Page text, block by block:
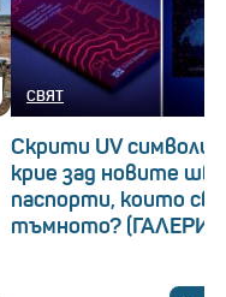
СВЯТ
Скрити UV символи:
крие зад новите
паспорти, които
тъмното?